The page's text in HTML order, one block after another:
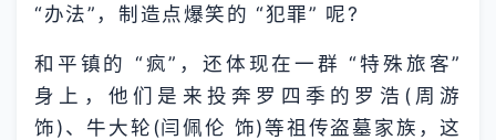
“办法”，制造点爆笑的 “犯罪” 呢?
和平镇的 “疯”，还体现在一群 “特殊旅客”
身上，他们是来投奔罗四季的罗浩(周游
饰)、牛大轮(闫佩伦 饰)等祖传盗墓家族，这